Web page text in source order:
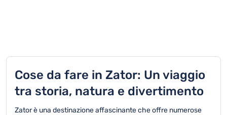
Cose da fare in Zator: Un viaggio
tra storia, natura e divertimento
Zator è una destinazione affascinante che offre numerose